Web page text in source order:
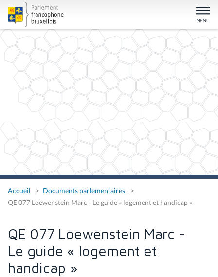
Accueil
Documents parlementaires
QE 077 Loewenstein Marc - Le guide « logement et handicap »
QE 077 Loewenstein Marc -
Le guide « logement et
handicap »